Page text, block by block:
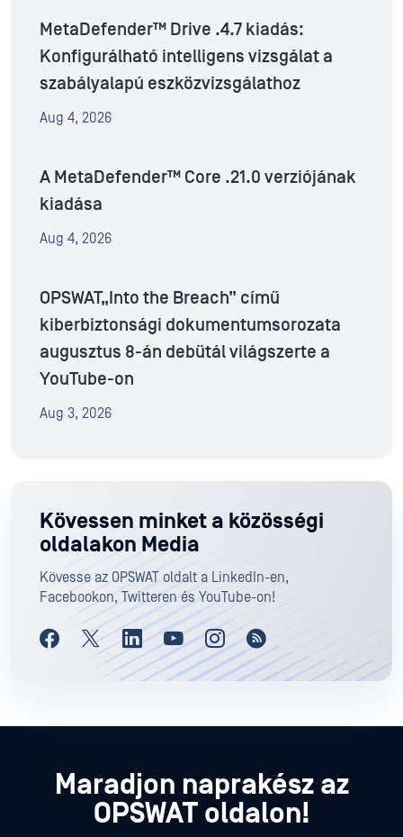
MetaDefender™ Drive .4.7 kiadás:
Konfigurálható intelligens vizsgálat a
szabályalapú eszközvizsgálathoz
Aug 4, 2026
A MetaDefender™ Core .21.0 verziójának
kiadása
Aug 4, 2026
OPSWAT„Into the Breach” című
kiberbiztonsági dokumentumsorozata
augusztus 8-án debütál világszerte a
YouTube-on
Aug 3, 2026
Kövessen minket a közösségi
oldalakon Media
Kövesse az OPSWAT oldalt a LinkedIn-en,
Facebookon, Twitteren és YouTube-on!
Maradjon naprakész az
OPSWAT oldalon!